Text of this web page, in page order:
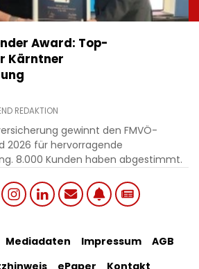
Award: Top-
Kärntner
REDAKTION
gewinnt den FMVÖ-
2026 für hervorragende
8.000 Kunden haben abgestimmt.
Mediadaten Impressum
AGB
ePaper Kontakt